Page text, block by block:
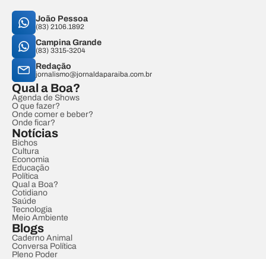
João Pessoa
(83) 2106.1892
Campina Grande
(83) 3315-3204
Redação
jornalismo@jornaldaparaiba.com.br
Qual a Boa?
Agenda de Shows
O que fazer?
Onde comer e beber?
Onde ficar?
Notícias
Bichos
Cultura
Economia
Educação
Política
Qual a Boa?
Cotidiano
Saúde
Tecnologia
Meio Ambiente
Blogs
Caderno Animal
Conversa Política
Pleno Poder